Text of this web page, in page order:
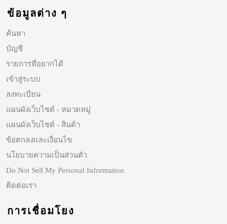
ข้อมูลต่าง ๆ
ค้นหา
บัญชี
รายการที่อยากได้
เข้าสู่ระบบ
ลงทะเบียน
แผนผังเว็บไซต์ - หมวดหมู่
แผนผังเว็บไซต์ - สินค้า
ข้อตกลงและเงื่อนไข
นโยบายความเป็นส่วนตัว
Do Not Sell My Personal Information
ติดต่อเรา
การเชื่อมโยง